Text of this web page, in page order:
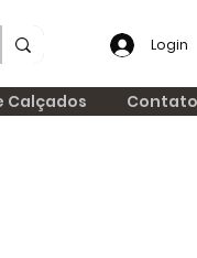
Login
Calçados Contato